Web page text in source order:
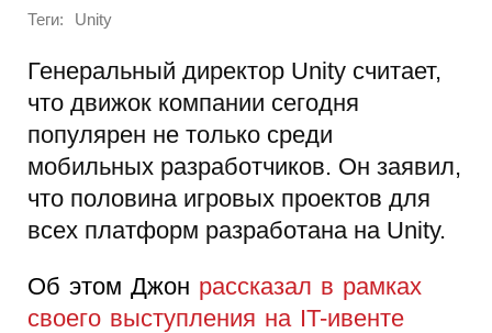
Теги: Unity
Генеральный директор Unity считает,
что движок компании сегодня
популярен не только среди
мобильных разработчиков. Он заявил,
что половина игровых проектов для
всех платформ разработана на Unity.
Об этом Джон рассказал в рамках
своего выступления на IT-ивенте